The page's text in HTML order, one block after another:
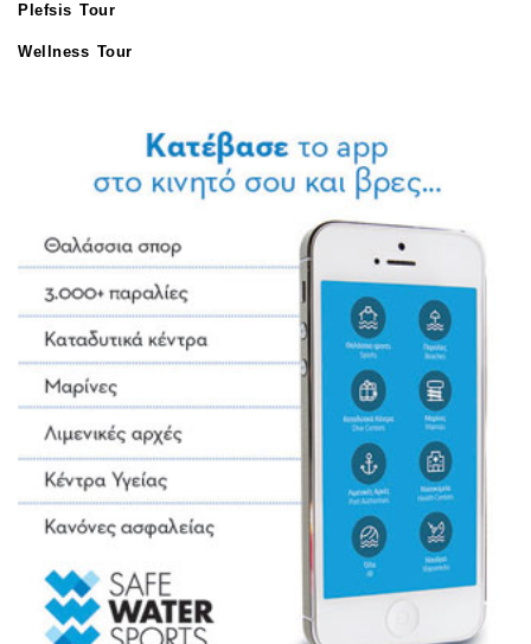
Plefsis Tour
Wellness Tour